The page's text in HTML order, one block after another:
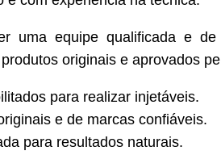
uma equipe qualificada e
originais e aprovados
para realizar injetáveis.
e de marcas confiáveis.
para resultados naturais.